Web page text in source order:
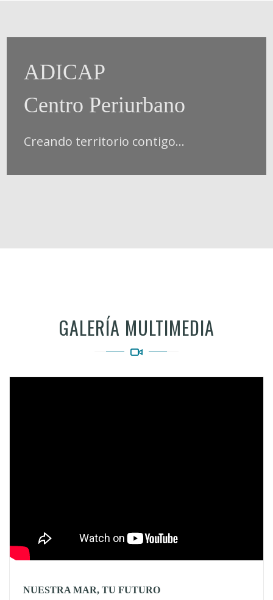
ADICAP
Centro Periurbano
Creando territorio contigo...
GALERÍA MULTIMEDIA
NUESTRA MAR, TU FUTURO